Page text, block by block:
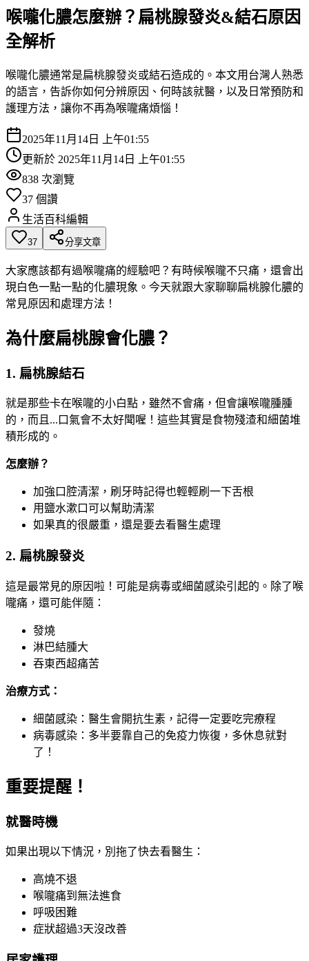
喉嚨化膿怎麼辦？扁桃腺發炎&結石原因
全解析
喉嚨化膿通常是扁桃腺發炎或結石造成的。本文用台灣人熟悉
的語言，告訴你如何分辨原因、何時該就醫，以及日常預防和
護理方法，讓你不再為喉嚨痛煩惱！
2025年11月14日 上午01:55
更新於 2025年11月14日 上午01:55
838 次瀏覽
37 個讚
生活百科編輯
37 分享文章
大家應該都有過喉嚨痛的經驗吧？有時候喉嚨不只痛，還會出
現白色一點一點的化膿現象。今天就跟大家聊聊扁桃腺化膿的
常見原因和處理方法！
為什麼扁桃腺會化膿？
1. 扁桃腺結石
就是那些卡在喉嚨的小白點，雖然不會痛，但會讓喉嚨腫腫
的，而且...口氣會不太好聞喔！這些其實是食物殘渣和細菌堆
積形成的。
怎麼辦？
加強口腔清潔，刷牙時記得也輕輕刷一下舌根
用鹽水漱口可以幫助清潔
如果真的很嚴重，還是要去看醫生處理
2. 扁桃腺發炎
這是最常見的原因啦！可能是病毒或細菌感染引起的。除了喉
嚨痛，還可能伴隨：
發燒
淋巴結腫大
吞東西超痛苦
治療方式：
細菌感染：醫生會開抗生素，記得一定要吃完療程
病毒感染：多半要靠自己的免疫力恢復，多休息就對
了！
重要提醒！
就醫時機
如果出現以下情況，別拖了快去看醫生：
高燒不退
喉嚨痛到無法進食
呼吸困難
症狀超過3天沒改善